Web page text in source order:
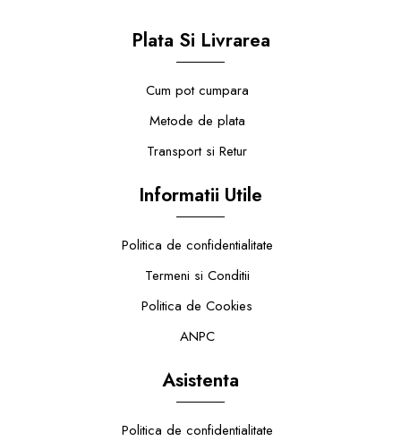
Plata Si Livrarea
Cum pot cumpara
Metode de plata
Transport si Retur
Informatii Utile
Politica de confidentialitate
Termeni si Conditii
Politica de Cookies
ANPC
Asistenta
Politica de confidentialitate